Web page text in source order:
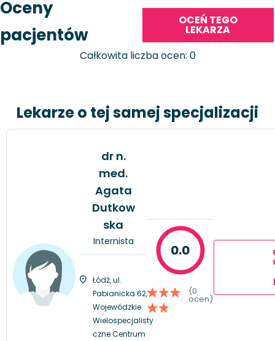
Oceny
pacjentów
OCEŃ TEGO
LEKARZA
Całkowita liczba ocen: 0
Lekarze o tej samej specjalizacji
dr n.
med.
Agata
Dutkow
ska
Internista
Łódź, ul.
Pabianicka 62,
Wojewódzkie
Wielospecjalisty
czne Centrum
0.0
(0
ocen)